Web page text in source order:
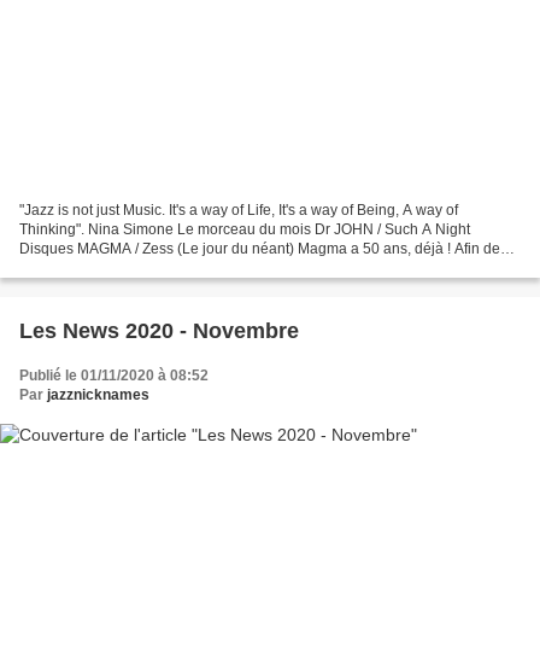
"Jazz is not just Music. It's a way of Life, It's a way of Being, A way of
Thinking". Nina Simone Le morceau du mois Dr JOHN / Such A Night
Disques MAGMA / Zess (Le jour du néant) Magma a 50 ans, déjà ! Afin de
Les News 2020 - Novembre
Publié le 01/11/2020 à 08:52
Par jazznicknames